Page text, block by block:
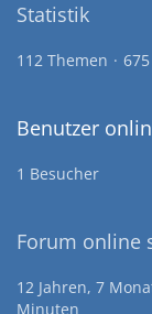
Statistik
112 Themen
Benutzer
1 Besucher
Forum online
12 Jahren, 7
Minuten